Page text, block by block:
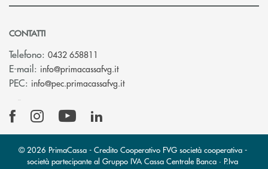
CONTATTI
Telefono: 0432 658811
E-mail: info@primacassafvg.it(si apre l’app di posta elettronica)
PEC: info@pec.primacassafvg.it(si apre l’app di posta elettronica)
© 2026 PrimaCassa - Credito Cooperativo FVG società cooperativa -
società partecipante al Gruppo IVA Cassa Centrale Banca · P.Iva